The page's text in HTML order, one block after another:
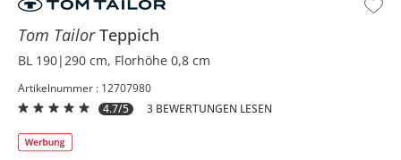
Tom TailorTeppich
BL 190|290 cm, Florhöhe 0,8 cm
Artikelnummer : 12707980
4.7/5
3 BEWERTUNGEN LESEN